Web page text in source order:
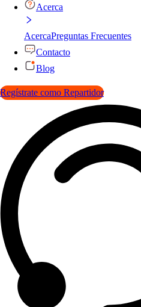
Acerca
AcercaPreguntas Frecuentes
Contacto
Blog
Regístrate como Repartidor